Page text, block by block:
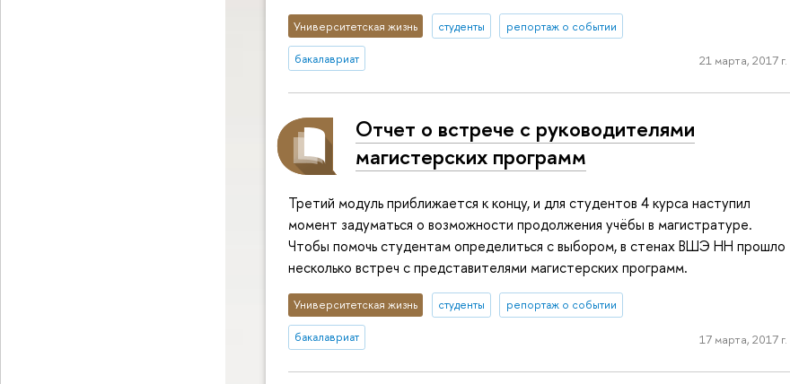
Университетская жизнь студенты репортаж о событии
бакалавриат 21 марта, 2017 г.
Отчет о встрече с руководителями
магистерских программ
Третий модуль приближается к концу, и для студентов 4 курса наступил
момент задуматься о возможности продолжения учёбы в магистратуре.
Чтобы помочь студентам определиться с выбором, в стенах ВШЭ НН прошло
несколько встреч с представителями магистерских программ.
Университетская жизнь студенты репортаж о событии
бакалавриат 17 марта, 2017 г.